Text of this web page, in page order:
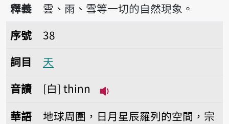
釋義
雲、雨、雪等一切的自然現象。
序號38天
序號
38
詞目
天
音讀
白 thinn
華語
地球周圍，日月星辰羅列的空間，宗